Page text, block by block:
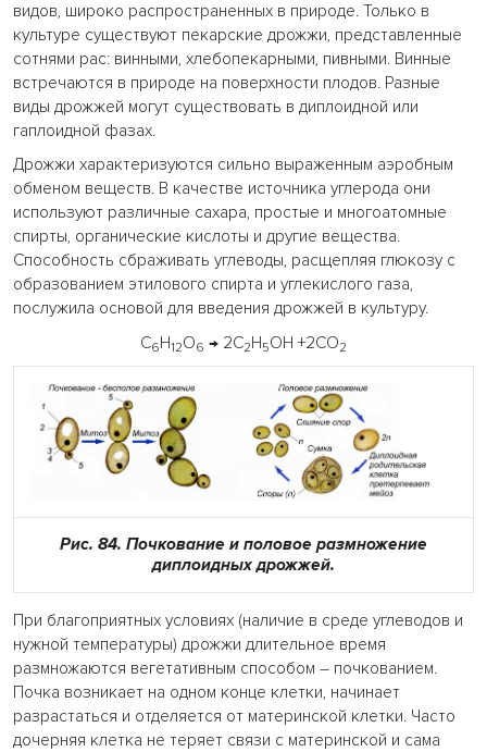
видов, широко распространенных в природе. Только в
культуре существуют пекарские дрожжи, представленные
сотнями рас: винными, хлебопекарными, пивными. Винные
встречаются в природе на поверхности плодов. Разные
виды дрожжей могут существовать в диплоидной или
гаплоидной фазах.
Дрожжи характеризуются сильно выраженным аэробным
обменом веществ. В качестве источника углерода они
используют различные сахара, простые и многоатомные
спирты, органические кислоты и другие вещества.
Способность сбраживать углеводы, расщепляя глюкозу с
образованием этилового спирта и углекислого газа,
послужила основой для введения дрожжей в культуру.
С6Н12О6 → 2С2Н5ОН +2СО2
Рис. 84. Почкование и половое размножение
диплоидных дрожжей.
При благоприятных условиях (наличие в среде углеводов и
нужной температуры) дрожжи длительное время
размножаются вегетативным способом – почкованием.
Почка возникает на одном конце клетки, начинает
разрастаться и отделяется от материнской клетки. Часто
дочерняя клетка не теряет связи с материнской и сама